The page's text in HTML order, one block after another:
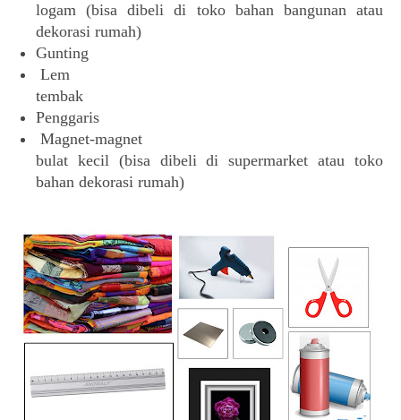
logam (bisa dibeli di toko bahan bangunan atau
dekorasi rumah)
Gunting
Lem
tembak
Penggaris
Magnet-magnet
bulat kecil (bisa dibeli di supermarket atau toko
bahan dekorasi rumah)